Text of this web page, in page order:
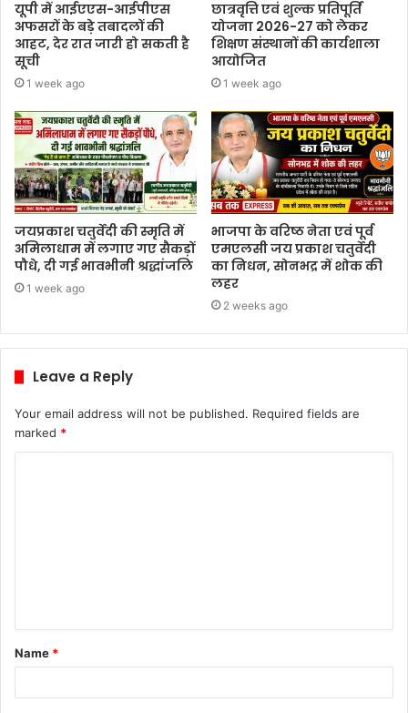
यूपी में आईएएस-आईपीएस
अफसरों के बड़े तबादलों की
आहट, देर रात जारी हो सकती है
सूची
1 week ago
छात्रवृत्ति एवं शुल्क प्रतिपूर्ति
योजना 2026-27 को लेकर
शिक्षण संस्थानों की कार्यशाला
आयोजित
1 week ago
जयप्रकाश चतुर्वेदी की स्मृति में
अमिलाधाम में लगाए गए सैकड़ों
पौधे, दी गई भावभीनी श्रद्धांजलि
1 week ago
भाजपा के वरिष्ठ नेता एवं पूर्व
एमएलसी जय प्रकाश चतुर्वेदी
का निधन, सोनभद्र में शोक की
लहर
2 weeks ago
Leave a Reply
Your email address will not be published. Required fields are
marked *
t
*
Name *